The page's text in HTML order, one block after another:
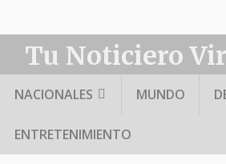
Tu Noticiero
NACIONALES MUNDO
ENTRETENIMIENTO